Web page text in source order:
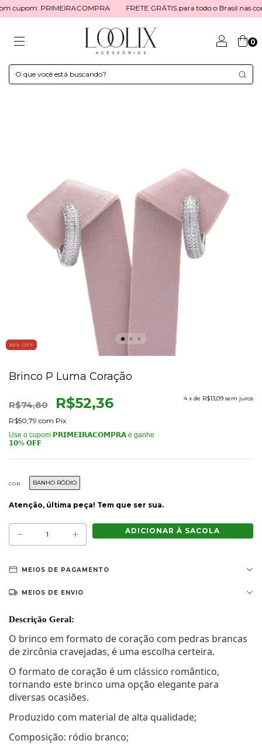
cupom: PRIMEIRACOMPRA FRETE GRÁTIS para todo o Brasil nas
0
30% OFF
Brinco P Luma Coração
R$74,80 R$52,36
R$50,79 com Pix
4 x de R$13,09 sem juros
COR BANHO RÓDIO
Atenção, última peça! Tem que ser sua.
MEIOS DE PAGAMENTO
MEIOS DE ENVIO
Descrição Geral:
O brinco em formato de coração com pedras brancas
de zircônia cravejadas, é uma escolha certeira.
O formato de coração é um clássico romântico,
tornando este brinco uma opção elegante para
diversas ocasiões.
Produzido com material de alta qualidade;
Composição: ródio branco;